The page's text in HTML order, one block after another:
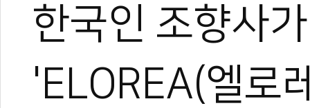
한국인 조향사
'ELOREA(엘로